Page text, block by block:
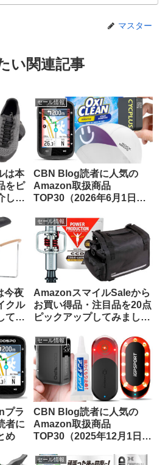
マスター
い関連記事
は本
をピ
しま
セール情報
CBN Blog読者に人気の
Amazon取扱商品
TOP30（2026年6月1日
今夜
クル
てみ
セール情報
AmazonスマイルSaleから
お買い得品・注目品を20点
ピックアップしてみました
品】
プラ
者に
め
セール情報
CBN Blog読者に人気の
Amazon取扱商品
TOP30（2025年12月1日
セール情報